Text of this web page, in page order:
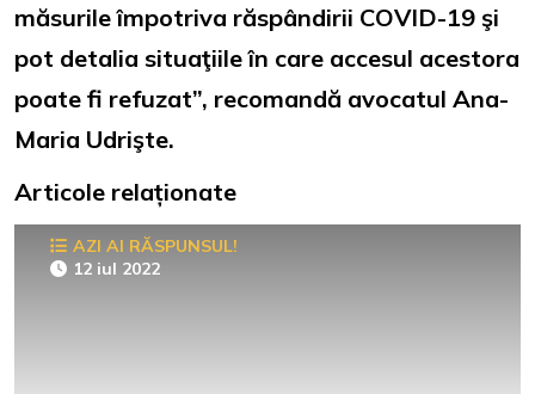
măsurile împotriva răspândirii COVID-19 şi
pot detalia situaţiile în care accesul acestora
poate fi refuzat”, recomandă avocatul Ana-
Maria Udrişte.
Articole relaționate
AZI AI RĂSPUNSUL!
12 iul 2022